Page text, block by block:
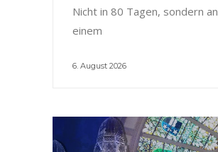
Nicht in 80 Tagen, sondern an
einem
6. August 2026